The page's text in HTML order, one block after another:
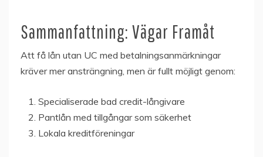
Sammanfattning: Vägar Framåt
Att få lån utan UC med betalningsanmärkningar
kräver mer ansträngning, men är fullt möjligt genom:
Specialiserade bad credit-långivare
Pantlån med tillgångar som säkerhet
Lokala kreditföreningar